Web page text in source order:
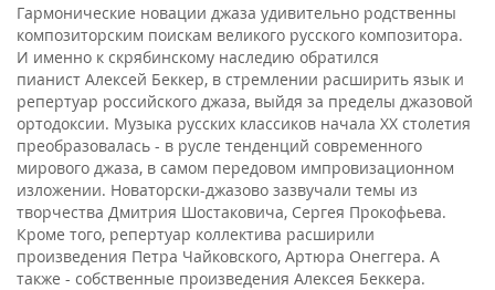
Гармонические новации джаза удивительно родственны
композиторским поискам великого русского композитора.
И именно к скрябинскому наследию обратился
пианист Алексей Беккер, в стремлении расширить язык и
репертуар российского джаза, выйдя за пределы джазовой
ортодоксии. Музыка русских классиков начала XX столетия
преобразовалась - в русле тенденций современного
мирового джаза, в самом передовом импровизационном
изложении. Новаторски-джазово зазвучали темы из
творчества Дмитрия Шостаковича, Сергея Прокофьева.
Кроме того, репертуар коллектива расширили
произведения Петра Чайковского, Артюра Онеггера. А
также - собственные произведения Алексея Беккера.